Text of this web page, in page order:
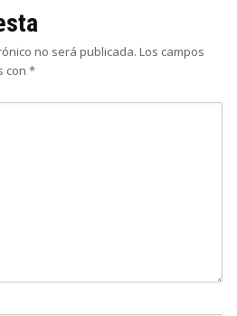
no será publicada. Los campos
con *